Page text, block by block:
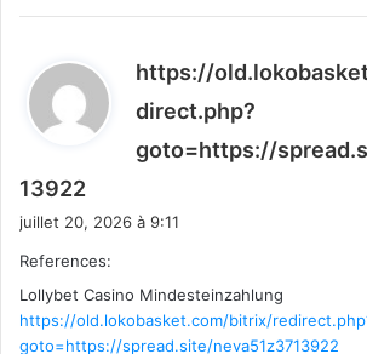
https://
direct.php?
goto=https://
13922
:
juillet 20, 2026 à 9:11
References:
Lollybet Casino Mindesteinzahlung
https://old.lokobasket.com/bitrix/
goto=https://spread.site/neva51z3713922